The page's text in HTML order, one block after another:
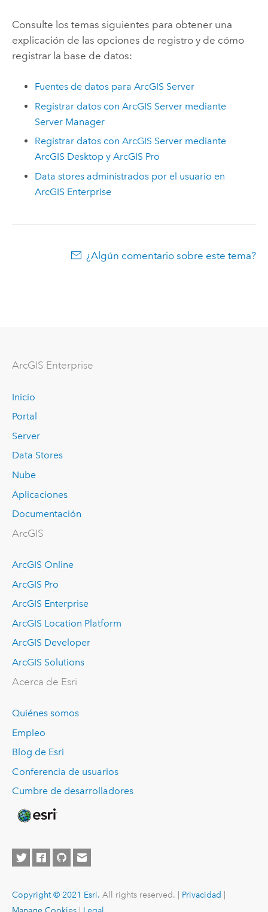
Consulte los temas siguientes para obtener una
explicación de las opciones de registro y de cómo
registrar la base de datos:
Fuentes de datos paraArcGIS Server
Registrar datos conArcGIS Server mediante
Server Manager
Registrar datos conArcGIS Server mediante
ArcGIS Desktop yArcGIS Pro
Data stores administrados por el usuario en
ArcGIS Enterprise
¿Algún comentario sobre este tema?
ArcGIS Enterprise
Inicio
Portal
Server
Data Stores
Nube
Aplicaciones
Documentación
ArcGIS
ArcGIS Online
ArcGIS Pro
ArcGIS Enterprise
ArcGIS Location Platform
ArcGIS Developer
ArcGIS Solutions
Acerca de Esri
Quiénes somos
Empleo
Blog de Esri
Conferencia de usuarios
Cumbre de desarrolladores
Copyright © 2021 Esri. All rights reserved. | Privacidad
Manage Cookies
Legal